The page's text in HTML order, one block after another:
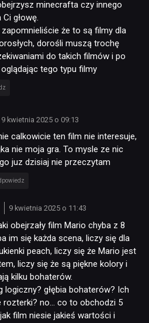
minecrafta czy innego
głowę.
że to są filmy dla
dorośli muszą trochę
do takich filmów i po
tego typu filmy
9 kwietnia 2025 o 09:13
calkowicie ten film nie interesuje,
nie moja gra. To mysle ze nic
juz dzisiaj nie przeczytam
9 kwietnia 2025 o 11:43
obejrzały film Mario chyba z 8
im się każda scena, liczy się dla
peach, liczy się że Mario jest
liczy się że są piękne kolory i
kilku bohaterów.
logiczny? głębia bohaterów? Ich
rozterki? no… co to obchodzi 5
film niesie jakieś wartości i